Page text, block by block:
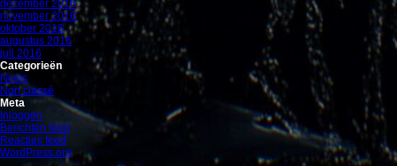
december 2016
november 2016
oktober 2016
augustus 2016
juli 2016
Categorieën
News
Non classé
Meta
Inloggen
Berichten feed
Reacties feed
WordPress.org